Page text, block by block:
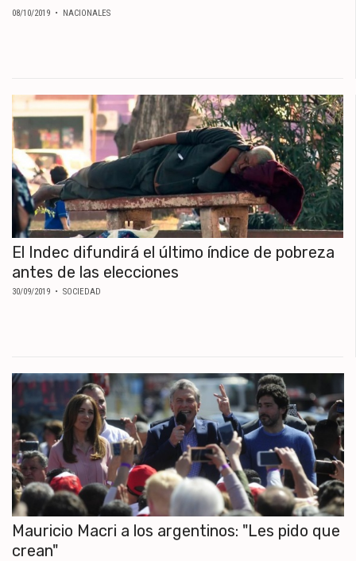
08/10/2019 • NACIONALES
El Indec difundirá el último índice de pobreza
antes de las elecciones
30/09/2019 • SOCIEDAD
Mauricio Macri a los argentinos: "Les pido que
crean"